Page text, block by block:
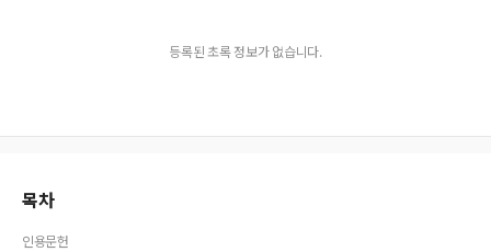
등록된 초록 정보가 없습니다.
목차
인용문헌